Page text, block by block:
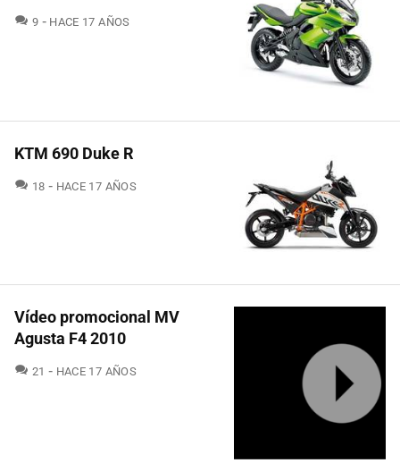
9 COMENTARIOS
HACE 17 AÑOS
KTM 690 Duke R
18 COMENTARIOS
HACE 17 AÑOS
Vídeo promocional MV
Agusta F4 2010
21 COMENTARIOS
HACE 17 AÑOS